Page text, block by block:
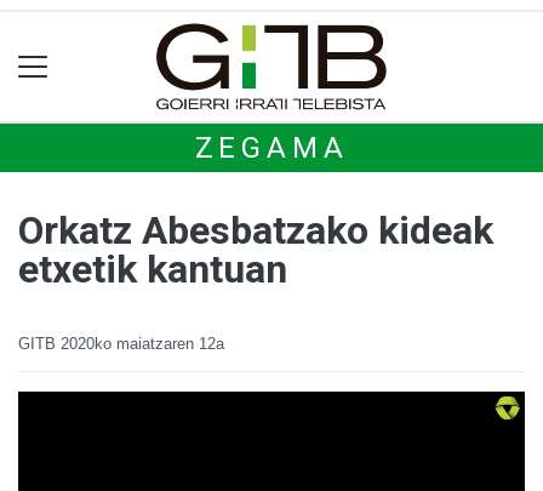
ZEGAMA
Orkatz Abesbatzako kideak
etxetik kantuan
GITB 2020ko maiatzaren 12a